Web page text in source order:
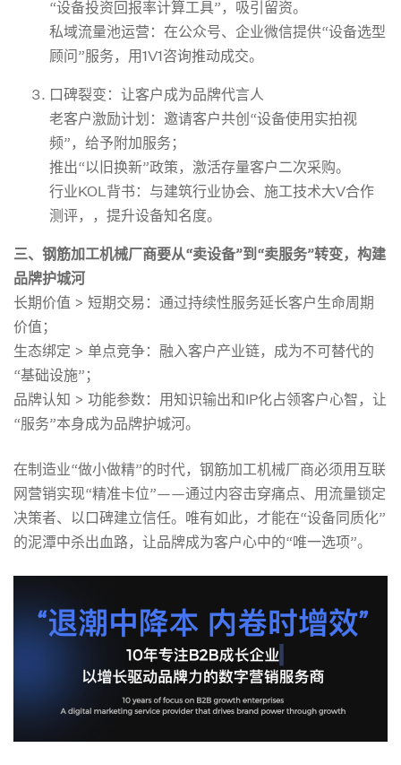
“设备投资回报率计算工具”，吸引留资。
私域流量池运营‌：在公众号、企业微信提供“设备选型
顾问”服务，用1V1咨询推动成交。
口碑裂变：让客户成为品牌代言人‌
老客户激励计划‌：邀请客户共创“设备使用实拍视
频”，给予附加服务；
推出“以旧换新”政策，激活存量客户二次采购。
行业KOL背书‌：与建筑行业协会、施工技术大V合作
测评，，提升设备知名度。
三、 钢筋加工机械厂商要从“卖设备”到“卖服务”转变，构建
品牌护城河
长期价值 > 短期交易‌：通过持续性服务延长客户生命周期
价值；
‌生态绑定 > 单点竞争‌：融入客户产业链，成为不可替代的
“基础设施”；
‌品牌认知 > 功能参数‌：用知识输出和IP化占领客户心智，让
“服务”本身成为品牌护城河。
在制造业“做小做精”的时代，钢筋加工机械厂商必须用互联
网营销实现“精准卡位”——通过内容击穿痛点、用流量锁定
决策者、以口碑建立信任。唯有如此，才能在“设备同质化”
的泥潭中杀出血路，让品牌成为客户心中的“唯一选项”。